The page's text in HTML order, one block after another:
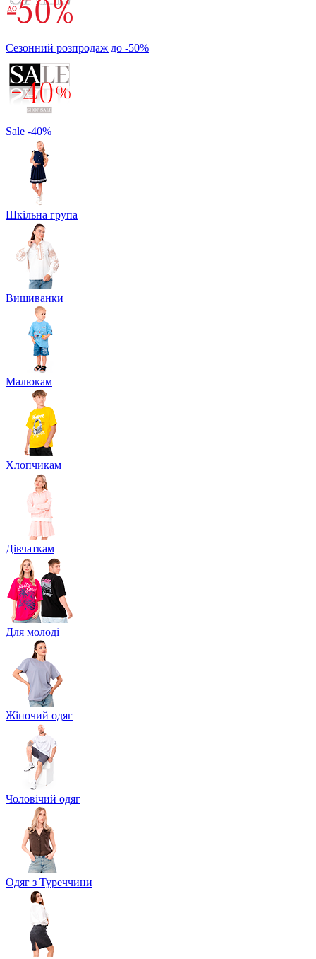
Сезонний розпродаж до -50%
Sale -40%
Шкільна група
Вишиванки
Малюкам
Хлопчикам
Дівчаткам
Для молоді
Жіночий одяг
Чоловічий одяг
Одяг з Туреччини